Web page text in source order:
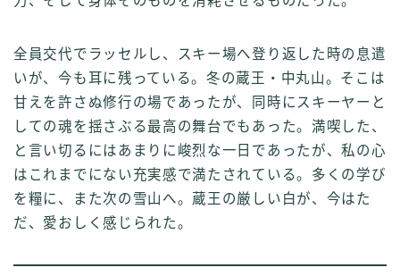
全員交代でラッセルし、スキー場へ登り返した時の息遣
いが、今も耳に残っている。冬の蔵王・中丸山。そこは
甘えを許さぬ修行の場であったが、同時にスキーヤーと
しての魂を揺さぶる最高の舞台でもあった。満喫した、
と言い切るにはあまりに峻烈な一日であったが、私の心
はこれまでにない充実感で満たされている。多くの学び
を糧に、また次の雪山へ。蔵王の厳しい白が、今はた
だ、愛おしく感じられた。